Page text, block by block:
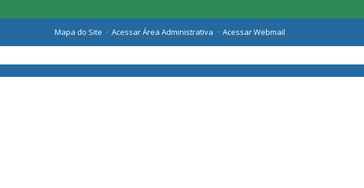
Mapa do Site Acessar Área Administrativa Acessar Webmail